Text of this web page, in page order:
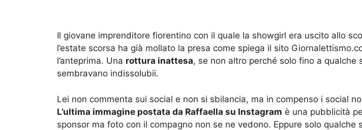
Il giovane imprenditore fiorentino con il quale la showgirl era uscito allo
l’estate scorsa ha già mollato la presa come spiega il sito
l’anteprima. Una rottura inattesa, se non altro perché solo fino a qualche
sembravano indissolubii.
Lei non commenta sui social e non si sbilancia, ma in compenso i social
L’ultima immagine postata da Raffaella su Instagram è una pubblicità
sponsor ma foto con il compagno non se ne vedono. Eppure solo qualche